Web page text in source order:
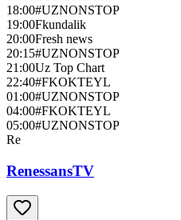
18:00#UZNONSTOP
19:00Fkundalik
20:00Fresh news
20:15#UZNONSTOP
21:00Uz Top Chart
22:40#FKOKTEYL
01:00#UZNONSTOP
04:00#FKOKTEYL
05:00#UZNONSTOP
Re
RenessansTV